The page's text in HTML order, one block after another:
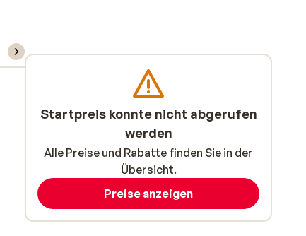
Skipass/Kurse/Material
Startpreis konnte nicht abgerufen
werden
Alle Preise und Rabatte finden Sie in der
Übersicht.
Preise anzeigen